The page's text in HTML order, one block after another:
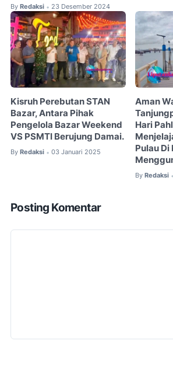
By Redaksi • 23 Desember 2024
Kisruh Perebutan STAN
Bazar, Antara Pihak
Pengelola Bazar Weekend
VS PSMTI Berujung Damai.
By Redaksi • 03 Januari 2025
Aman
Hari
Pulau Di
By Redaksi •
Posting Komentar